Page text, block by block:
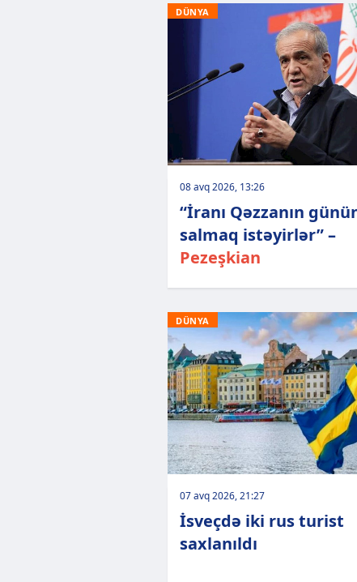
DÜNYA
08 avq 2026, 13:26
“İranı Qəzzanın
salmaq istəyirlər” –
Pezeşkian
DÜNYA
07 avq 2026, 21:27
İsveçdə iki rus turist
saxlanıldı